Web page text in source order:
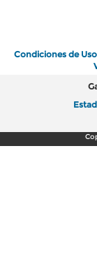
Condiciones de Uso